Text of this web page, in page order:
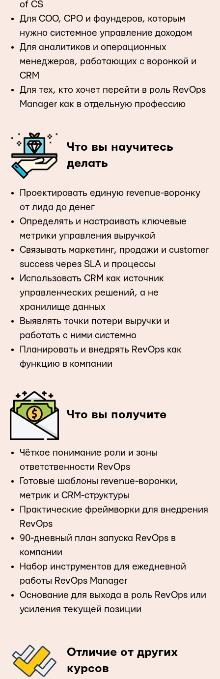
of CS
Для COO, CPO и фаундеров, которым
нужно системное управление доходом
Для аналитиков и операционных
менеджеров, работающих с воронкой и
CRM
Для тех, кто хочет перейти в роль RevOps
Manager как в отдельную профессию
Что вы научитесь
делать
Проектировать единую revenue-воронку
от лида до денег
Определять и настраивать ключевые
метрики управления выручкой
Связывать маркетинг, продажи и customer
success через SLA и процессы
Использовать CRM как источник
управленческих решений, а не
хранилище данных
Выявлять точки потери выручки и
работать с ними системно
Планировать и внедрять RevOps как
функцию в компании
Что вы получите
Чёткое понимание роли и зоны
ответственности RevOps
Готовые шаблоны revenue-воронки,
метрик и CRM-структуры
Практические фреймворки для внедрения
RevOps
90-дневный план запуска RevOps в
компании
Набор инструментов для ежедневной
работы RevOps Manager
Основание для выхода в роль RevOps или
усиления текущей позиции
Отличие от других
курсов